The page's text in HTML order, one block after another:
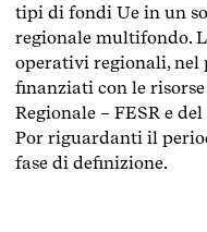
tipi di fondi Ue in un
regionale multifondo.
operativi regionali, nel
finanziati con le
Regionale – FESR e
Por riguardanti il
fase di definizione.